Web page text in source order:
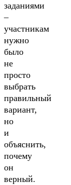
заданиями
–
участникам
нужно
было
не
просто
выбрать
правильный
вариант,
но
и
объяснить,
почему
он
верный.